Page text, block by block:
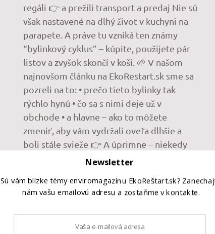
regáli 👉 a prežili transport a predaj Nie sú
však nastavené na dlhý život v kuchyni na
parapete. A práve tu vzniká ten známy
“bylinkový cyklus” – kúpite, použijete pár
listov a zvyšok skončí v koši. 🌱 V našom
najnovšom článku na EkoRestart.sk sme sa
pozreli na to: • prečo tieto bylinky tak
rýchlo hynú • čo sa s nimi deje už v
obchode • a hlavne – ako to môžete
zmeniť, aby vám vydržali oveľa dlhšie a
boli stále svieže 👉 A úprimne – niekedy
stačí pár drobných zmien a rozdiel je
našom profile 💚 #bylinky #bazalka
#domacebylinky #udrzatelnyzivot
#zerowaste
3 mesiace ago
Newsletter
Sú vám blízke témy enviromagazínu EkoReštart.sk?
nám vašu emailovú adresu a zostaňme v kontakte.